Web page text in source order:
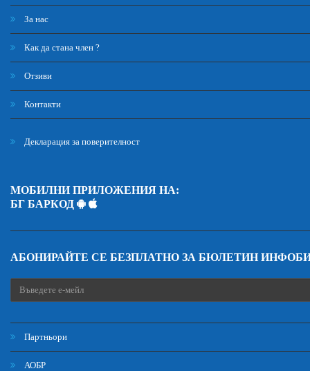
За нас
Как да стана член ?
Отзиви
Контакти
Декларация за поверителност
МОБИЛНИ ПРИЛОЖЕНИЯ НА:
БГ БАРКОД
АБОНИРАЙТЕ СЕ БЕЗПЛАТНО ЗА БЮЛЕТИН
Партньори
АОБР